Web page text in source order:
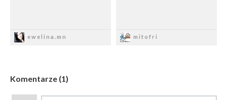
ewelina.mn mitofri
Komentarze (1)